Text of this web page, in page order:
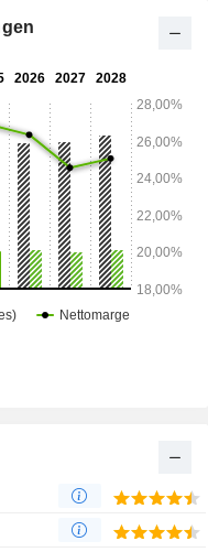
paramedische
en alle
Het aanbod op het
omvat onder meer